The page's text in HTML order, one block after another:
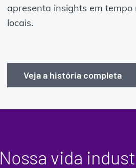
apresenta insights em
locais.
Veja a história completa
Nossa vida